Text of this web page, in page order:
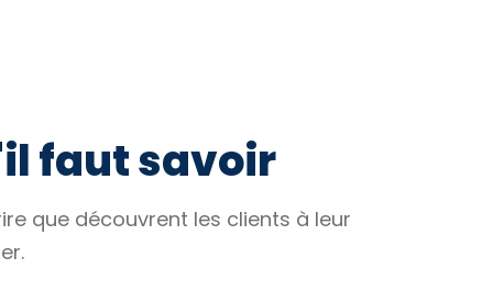
faut savoir
que découvrent les clients à leur